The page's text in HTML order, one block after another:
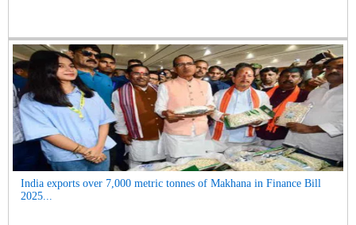
India exports over 7,000 metric tonnes of Makhana in Finance Bill
2025...